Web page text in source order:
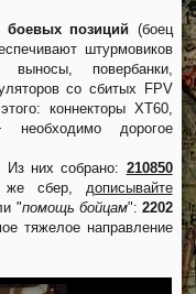
боевых позиций (боец
штурмовиков
повербанки,
со сбитых FPV
коннекторы XT60,
дорогое
них собрано: 210850
же сбер, дописывайте
"помощь бойцам": 2202
тяжелое направление